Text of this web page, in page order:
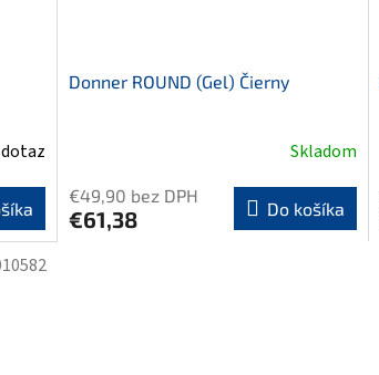
Donner ROUND (Gel) Čierny
Skladom
€49,90 bez DPH
€61,38 Do košíka